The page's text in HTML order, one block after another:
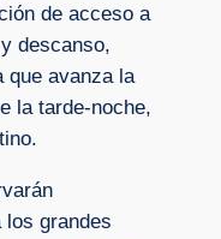
de acceso a
descanso,
que avanza la
la tarde-noche,
los grandes